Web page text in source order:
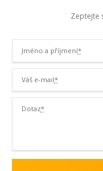
Zeptejte
Jméno a příjmení*
Váš e-mail*
Dotaz*